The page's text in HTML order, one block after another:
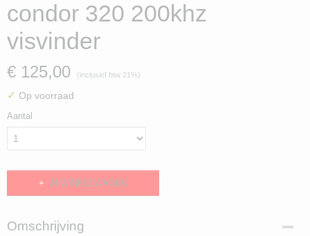
condor 320 200khz
visvinder
€ 125,00 (inclusief btw 21%)
✓ Op voorraad
Aantal
IN WINKELWAGEN
Omschrijving